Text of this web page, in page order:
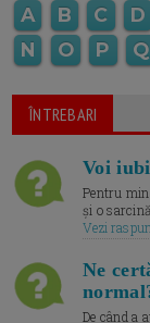
A B C D
N
O P Q
ÎNTREBARI
Voi
Pentru
și o
Vezi
Ne
De când a